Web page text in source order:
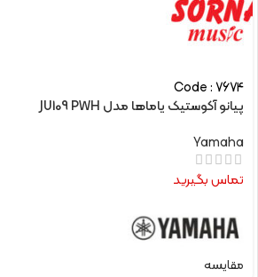
Code : 7674
پیانو آکوستیک یاماها مدل JU109 PWH
Yamaha
تماس بگیرید
مقایسه